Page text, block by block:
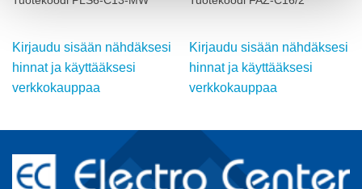
Kirjaudu sisään nähdäksesi
hinnat ja käyttääksesi
verkkokauppaa
Kirjaudu sisään nähdäksesi
hinnat ja käyttääksesi
verkkokauppaa